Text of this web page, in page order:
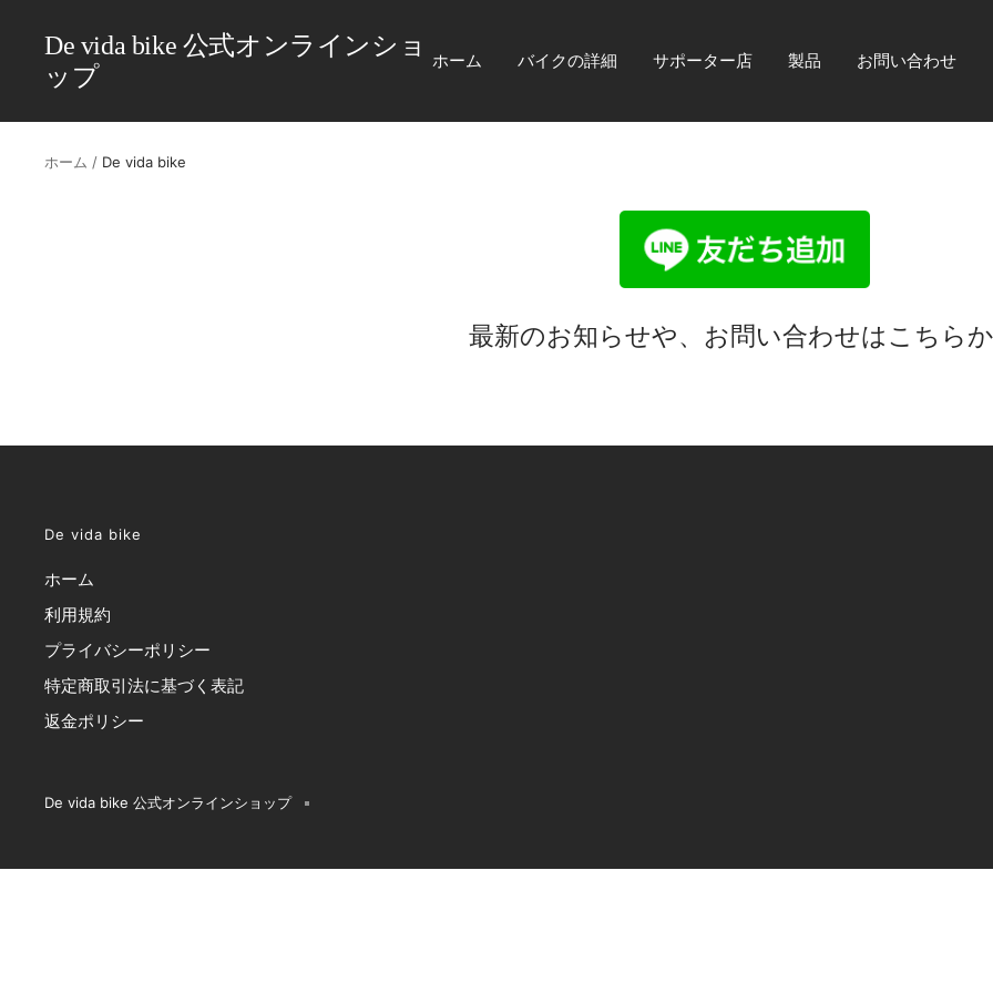
ツ
ホーム バイクの詳細 サポーター店 製品 お問い合わせ
De vida bike 公式オンラインショ
ップ
ホーム De vida bike
最新のお知らせや、お問い合わせはこちら
De vida bike
ホーム
利用規約
プライバシーポリシー
特定商取引法に基づく表記
返金ポリシー
De vida bike 公式オンラインショップ